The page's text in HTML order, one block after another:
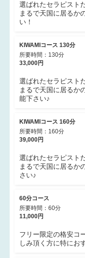
選ばれたセラピスト
まるで天国に居るか
い！
KIWAMIコース 130分
所要時間：130分
33,000円
選ばれたセラピスト
まるで天国に居るか
能下さい♪
KIWAMIコース 160分
所要時間：160分
39,000円
選ばれたセラピスト
まるで天国に居るか
さい♪
60分コース
所要時間：60分
11,000円
フリー限定の格安コ
しみ頂く方に特にお